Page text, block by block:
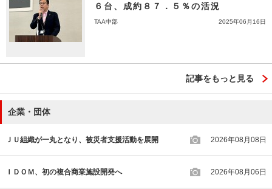
６台、成約８７．５％の活況
TAA中部 2025年06月16日
記事をもっと見る
企業・団体
ＪＵ組織が一丸となり、被災者支援活動を展開 2026年08月08日
ＩＤＯＭ、初の複合商業施設開発へ 2026年08月06日